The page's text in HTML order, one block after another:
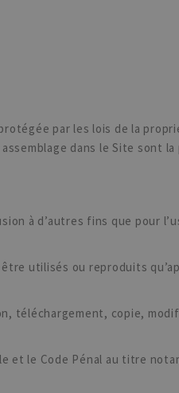
par les lois de la
dans le Site sont
à d’autres fins que pour
utilisés ou reproduits
téléchargement, copie,
et le Code Pénal au titre